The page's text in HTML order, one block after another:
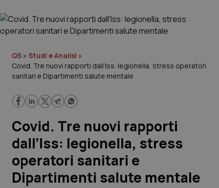
Governo e Parlamento
Regioni e Asl
Lavoro e Professioni
Scienza e Farmaci
Studi e Analisi
QS » Studi e Analisi »
Covid. Tre nuovi rapporti dall’Iss: legionella, stress operatori
sanitari e Dipartimenti salute mentale
Covid. Tre nuovi rapporti
dall’Iss: legionella, stress
operatori sanitari e
Dipartimenti salute mentale